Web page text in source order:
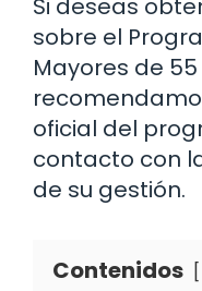
Si deseas
sobre el
Mayores de
oficial del
contacto con
de su gestión.
Contenidos